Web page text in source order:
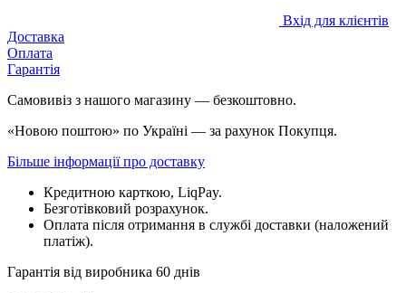
Вхід для клієнтів
Доставка
Оплата
Гарантія
Самовивіз з нашого магазину — безкоштовно.
«Новою поштою» по Україні — за рахунок Покупця.
Більше інформації про доставку
Кредитною карткою, LiqPay.
Безготівковий розрахунок.
Оплата після отримання в службі доставки (наложений
платіж).
Гарантія від виробника 60 днів